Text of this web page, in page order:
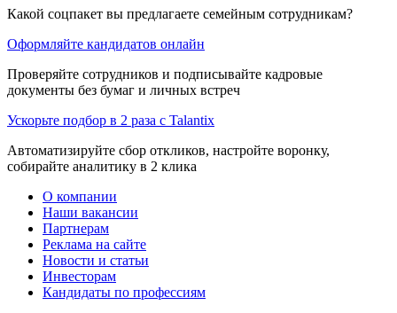
Какой соцпакет вы предлагаете семейным сотрудникам?
Оформляйте кандидатов онлайн
Проверяйте сотрудников и подписывайте кадровые
документы без бумаг и личных встреч
Ускорьте подбор в 2 раза с Talantix
Автоматизируйте сбор откликов, настройте воронку,
собирайте аналитику в 2 клика
О компании
Наши вакансии
Партнерам
Реклама на сайте
Новости и статьи
Инвесторам
Кандидаты по профессиям